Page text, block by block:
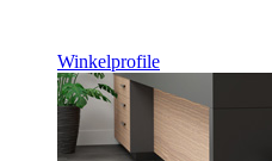
Winkelprofile